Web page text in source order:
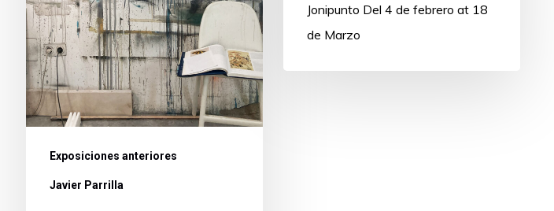
Exposiciones anteriores
Javier Parrilla
Jonipunto Del 4 de febrero at 18
de Marzo